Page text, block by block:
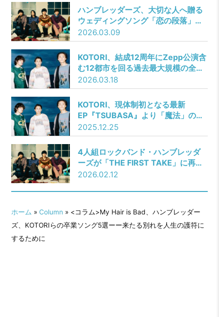
ハンブレッダーズ、大切な人へ贈る
ウェディングソング「恋の段落」
MV完成！花嫁役に瀬戸璃子、監督
は濱田英明
2026.03.09
KOTORI、結成12周年にZepp公演含
む12都市を回る過去最大規模の全国
ワンマンツアー『”12″ Tour』開催決
定！
2026.03.18
KOTORI、現体制初となる最新
EP『TSUBASA』より「魔法」の
MVを公開！MVには俳優で、マルチ
アーティストの木越明が出演。日常
の中でふと訪れる魔法の瞬間に注
目！
2025.12.25
4人組ロックバンド・ハンブレッダ
ーズが「THE FIRST TAKE」に再登
場！ 大切な人の結婚式のために作ら
ブ感あふれる一発撮りにてパフォー
2026.02.12
ホーム » Column » <コラム>My Hair is Bad、ハンブレッダー
ズ、KOTORIらの卒業ソング5選ーー来たる別れを人生の護符に
するために